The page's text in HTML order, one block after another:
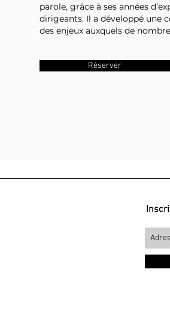
parole, grâce à ses années
dirigeants. Il a développé une
des enjeux auxquels de
Réserver